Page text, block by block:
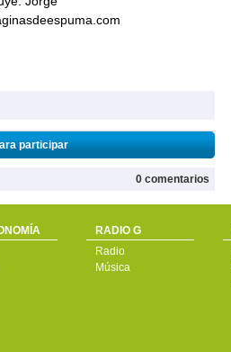
participar
0 comentarios
RADIO G
Radio
Música